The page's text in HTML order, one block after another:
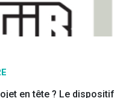
en tête ? Le dispositif